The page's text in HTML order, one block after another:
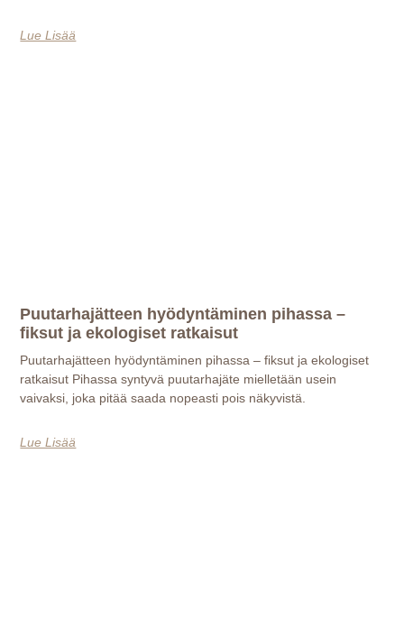
Lue Lisää
Puutarhajätteen hyödyntäminen pihassa –
fiksut ja ekologiset ratkaisut
Puutarhajätteen hyödyntäminen pihassa – fiksut ja ekologiset
ratkaisut Pihassa syntyvä puutarhajäte mielletään usein
vaivaksi, joka pitää saada nopeasti pois näkyvistä.
Lue Lisää